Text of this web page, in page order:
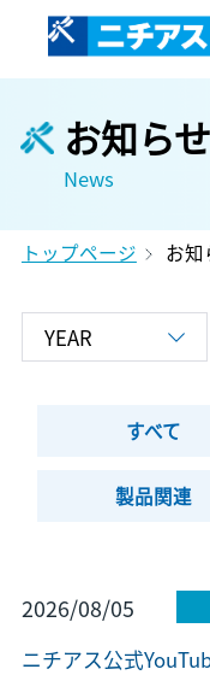
お知らせ
News
トップページ お知
すべて
製品関連
2026/08/05
ニチアス公式